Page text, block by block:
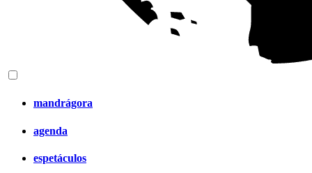
mandrágora
agenda
espetáculos